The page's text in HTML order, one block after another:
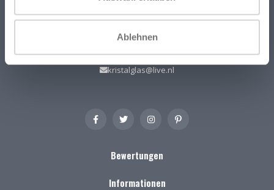
Ablehnen
4141 BB
Leerdam (NL)
kristalglas@live.nl
Bewertungen
Informationen